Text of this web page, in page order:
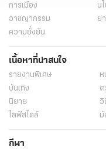
การเมือง
น
อาชญากรรม
ย
ความยั่งยืน
เนื้อหาที่น่าสนใจ
รายงานพิเศษ
บันเทิง
ด
นิยาย
วิ
ไลฟ์สไตล์
มั
กีฬา